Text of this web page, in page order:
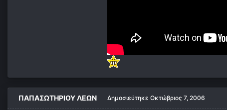
ΠΑΠΑΣΩΤΗΡΙΟΥ ΛΕΩΝ Δημοσιεύτηκε Οκτώβριος 7, 2006